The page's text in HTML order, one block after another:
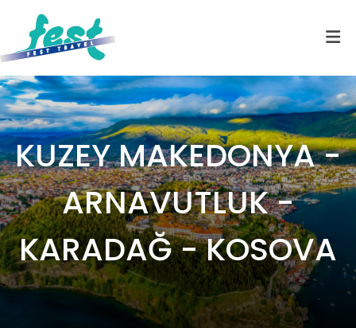
KUZEY MAKEDONYA -
ARNAVUTLUK -
KARADAĞ - KOSOVA